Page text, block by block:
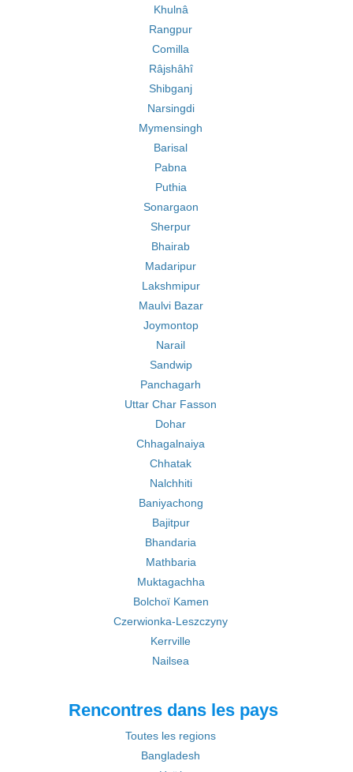
Khulnâ
Rangpur
Comilla
Râjshâhî
Shibganj
Narsingdi
Mymensingh
Barisal
Pabna
Puthia
Sonargaon
Sherpur
Bhairab
Madaripur
Lakshmipur
Maulvi Bazar
Joymontop
Narail
Sandwip
Panchagarh
Uttar Char Fasson
Dohar
Chhagalnaiya
Chhatak
Nalchhiti
Baniyachong
Bajitpur
Bhandaria
Mathbaria
Muktagachha
Bolchoï Kamen
Czerwionka-Leszczyny
Kerrville
Nailsea
Rencontres dans les pays
Toutes les regions
Bangladesh